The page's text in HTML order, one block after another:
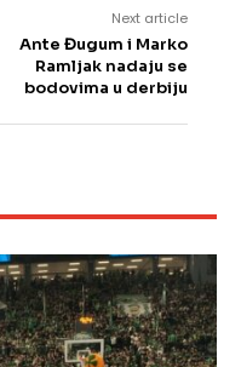
Next article
Ante Đugum i Marko
Ramljak nadaju se
bodovima u derbiju